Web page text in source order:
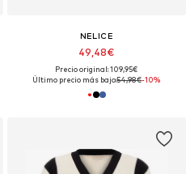
NELICE
49,48€
Precio original: 109,95€
Último precio más bajo:54,98€-10%